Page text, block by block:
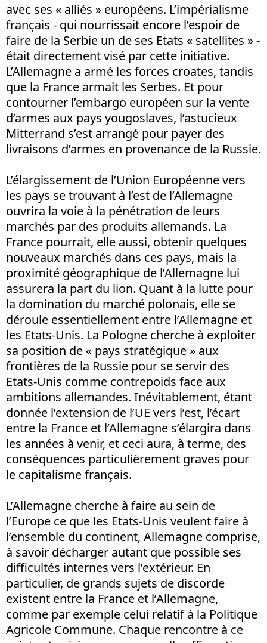
avec ses « alliés » européens. L’impérialisme
français - qui nourrissait encore l’espoir de
faire de la Serbie un de ses Etats « satellites » -
était directement visé par cette initiative.
L’Allemagne a armé les forces croates, tandis
que la France armait les Serbes. Et pour
contourner l’embargo européen sur la vente
d’armes aux pays yougoslaves, l’astucieux
Mitterrand s’est arrangé pour payer des
livraisons d’armes en provenance de la Russie.
L’élargissement de l’Union Européenne vers
les pays se trouvant à l’est de l’Allemagne
ouvrira la voie à la pénétration de leurs
marchés par des produits allemands. La
France pourrait, elle aussi, obtenir quelques
nouveaux marchés dans ces pays, mais la
proximité géographique de l’Allemagne lui
assurera la part du lion. Quant à la lutte pour
la domination du marché polonais, elle se
déroule essentiellement entre l’Allemagne et
les Etats-Unis. La Pologne cherche à exploiter
sa position de « pays stratégique » aux
frontières de la Russie pour se servir des
Etats-Unis comme contrepoids face aux
ambitions allemandes. Inévitablement, étant
donnée l’extension de l’UE vers l’est, l’écart
entre la France et l’Allemagne s’élargira dans
les années à venir, et ceci aura, à terme, des
conséquences particulièrement graves pour
le capitalisme français.
L’Allemagne cherche à faire au sein de
l’Europe ce que les Etats-Unis veulent faire à
l’ensemble du continent, Allemagne comprise,
à savoir décharger autant que possible ses
difficultés internes vers l’extérieur. En
particulier, de grands sujets de discorde
existent entre la France et l’Allemagne,
comme par exemple celui relatif à la Politique
Agricole Commune. Chaque rencontre à ce